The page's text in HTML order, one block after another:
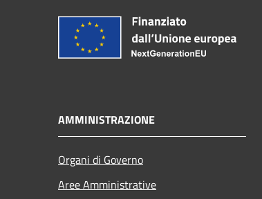
AMMINISTRAZIONE
Organi di Governo
Aree Amministrative